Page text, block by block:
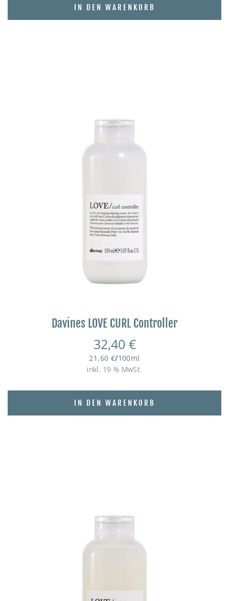
IN DEN WARENKORB
Davines LOVE CURL Controller
32,40 €
21,60 €/100ml
inkl. 19 % MwSt.
IN DEN WARENKORB